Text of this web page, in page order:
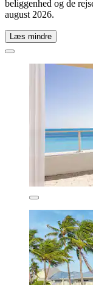
beliggenhed og de
august 2026.
Læs mindre